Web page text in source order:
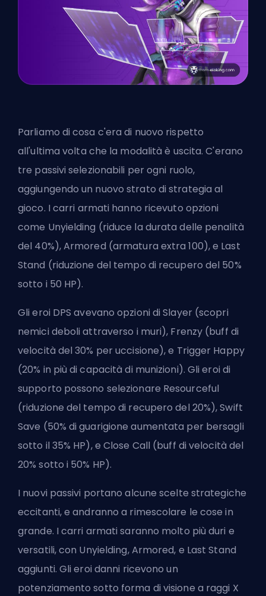
Parliamo di cosa c'era di nuovo rispetto
all'ultima volta che la modalità è uscita. C'erano
tre passivi selezionabili per ogni ruolo,
aggiungendo un nuovo strato di strategia al
gioco. I carri armati hanno ricevuto opzioni
come Unyielding (riduce la durata delle penalità
del 40%), Armored (armatura extra 100), e Last
Stand (riduzione del tempo di recupero del 50%
sotto i 50 HP).
Gli eroi DPSavevano opzioni di Slayer (scopri
nemici deboli attraverso i muri), Frenzy (buff di
velocità del 30% per uccisione), e Trigger Happy
(20% in più di capacità di munizioni). Gli eroi di
supporto possono selezionare Resourceful
(riduzione del tempo di recupero del 20%), Swift
Save (50% di guarigione aumentata per bersagli
sotto il 35% HP), e Close Call (buff di velocità del
20% sotto i 50% HP).
I nuovi passivi portano alcune scelte strategiche
eccitanti, e andranno a rimescolare le cose in
grande. I carri armati saranno molto più duri e
versatili, con Unyielding, Armored, e Last Stand
aggiunti. Gli eroi danni ricevono un
potenziamento sotto forma di visione a raggi X